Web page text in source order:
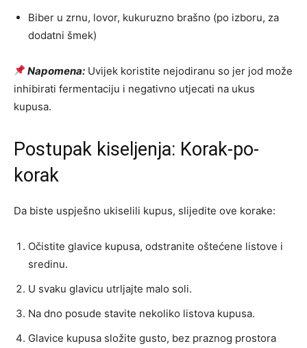
Biber u zrnu, lovor, kukuruzno brašno (po izboru, za
dodatni šmek)
Napomena: Uvijek koristite nejodiranu so jer jod može
inhibirati fermentaciju i negativno utjecati na ukus
kupusa.
Postupak kiseljenja: Korak-po-
korak
Da biste uspješno ukiselili kupus, slijedite ove korake:
Očistite glavice kupusa, odstranite oštećene listove i
sredinu.
U svaku glavicu utrljajte malo soli.
Na dno posude stavite nekoliko listova kupusa.
Glavice kupusa složite gusto, bez praznog prostora